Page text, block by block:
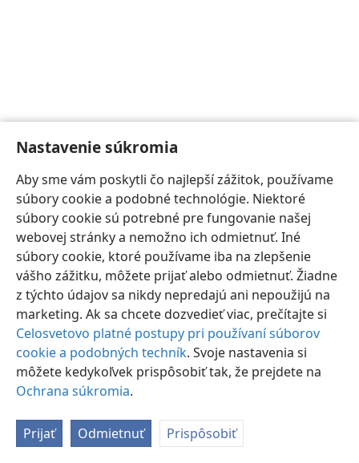
Nastavenie súkromia
Aby sme vám poskytli čo najlepší zážitok, používame
súbory cookie a podobné technológie. Niektoré
súbory cookie sú potrebné pre fungovanie našej
webovej stránky a nemožno ich odmietnuť. Iné
súbory cookie, ktoré používame iba na zlepšenie
vášho zážitku, môžete prijať alebo odmietnuť. Žiadne
z týchto údajov sa nikdy nepredajú ani nepoužijú na
marketing. Ak sa chcete dozvedieť viac, prečítajte si
Celosvetovo platné postupy pri používaní súborov
cookie a podobných techník. Svoje nastavenia si
môžete kedykoľvek prispôsobiť tak, že prejdete na
Ochrana súkromia.
Prijať Odmietnuť Prispôsobiť
Slovenčina Nastavenia
Copyright © 2026 Watch Tower Bible and Tract Society of Pennsylvania
Podmienky používania
JW.ORG
Prihlásiť sa